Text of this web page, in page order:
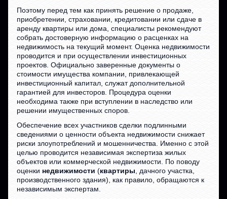
Поэтому перед тем как принять решение о продаже,
приобретении, страховании, кредитовании или сдаче в
аренду квартиры или дома, специалисты рекомендуют
собрать достоверную информацию о расценках на
недвижимость на текущий момент. Оценка недвижимости
проводится и при осуществлении инвестиционных
проектов. Официально заверенные документы о
стоимости имущества компании, привлекающей
инвестиционный капитал, служат дополнительной
гарантией для инвесторов. Процедура оценки
необходима также при вступлении в наследство или
решении имущественных споров.
Обеспечение всех участников сделки подлинными
сведениями о ценности объекта недвижимости снижает
риски злоупотреблений и мошенничества. Именно с этой
целью проводится независимая экспертиза жилых
объектов или коммерческой недвижимости. По поводу
оценки недвижимости (квартиры , дачного участка,
производственного здания), как правило, обращаются к
независимым экспертам.